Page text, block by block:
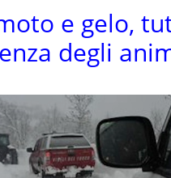
e gelo,
degli